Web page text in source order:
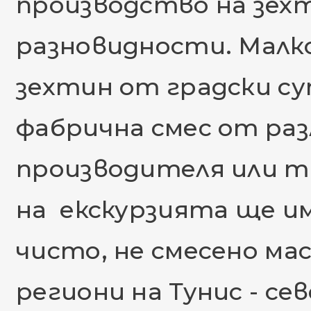
разновидности.
зехтин от градски
фабрична смес от
производителя или
на екскурзията ще
чисто, не смесено
региони на Тунис -